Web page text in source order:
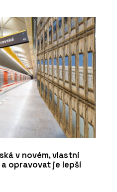
v novém, vlastní
opravovat je lepší